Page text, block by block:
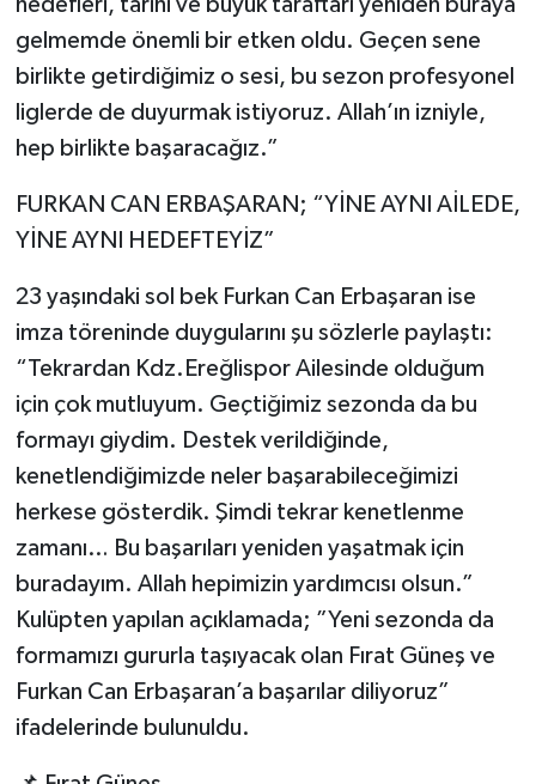
gelmemde önemli bir etken oldu. Geçen sene
birlikte getirdiğimiz o sesi, bu sezon profesyonel
liglerde de duyurmak istiyoruz. Allah’ın izniyle,
hep birlikte başaracağız.”
FURKAN CAN ERBAŞARAN; “YİNE AYNI AİLEDE,
YİNE AYNI HEDEFTEYİZ”
23 yaşındaki sol bek Furkan Can Erbaşaran ise
imza töreninde duygularını şu sözlerle paylaştı:
“Tekrardan Kdz.Ereğlispor Ailesinde olduğum
için çok mutluyum. Geçtiğimiz sezonda da bu
formayı giydim. Destek verildiğinde,
kenetlendiğimizde neler başarabileceğimizi
herkese gösterdik. Şimdi tekrar kenetlenme
zamanı… Bu başarıları yeniden yaşatmak için
buradayım. Allah hepimizin yardımcısı olsun.”
Kulüpten yapılan açıklamada; ”Yeni sezonda da
formamızı gururla taşıyacak olan Fırat Güneş ve
Furkan Can Erbaşaran’a başarılar diliyoruz”
ifadelerinde bulunuldu.